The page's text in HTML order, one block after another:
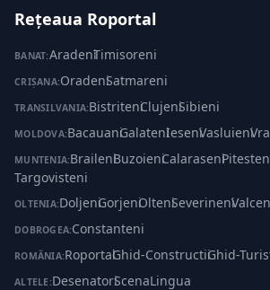
Rețeaua Roportal
BANAT:Aradeni·Timisoreni
CRIȘANA:Oradeni·Satmareni
TRANSILVANIA:Bistriteni·Clujeni·Sibieni
MOLDOVA:Bacauani·Galateni·Ieseni·Vasluieni·
MUNTENIA:Braileni·Buzoieni·Calaraseni·
Targovisteni
OLTENIA:Doljeni·Gorjeni·Olteni·Severineni·
DOBROGEA:Constanteni
ROMÂNIA:Roportal·Ghid-Constructii·Ghid-
ALTELE:Desenatori·ScenaLingua